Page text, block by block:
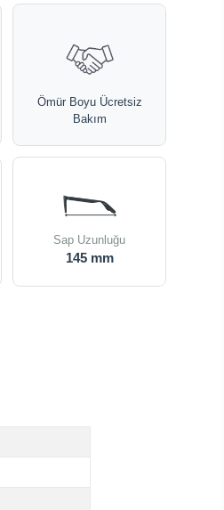
Ömür Boyu Ücretsiz
Bakım
Sap Uzunluğu
145 mm